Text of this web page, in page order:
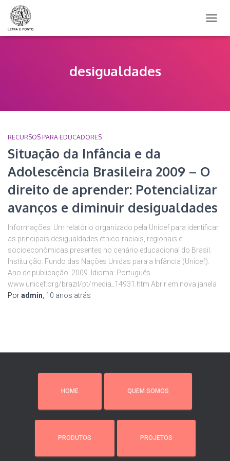
desigualdades
RECURSOS PARA EDUCADORES
Situação da Infância e da
Adolescência Brasileira 2009 – O
direito de aprender: Potencializar
avanços e diminuir desigualdades
Informações: Um relatório organizado pela Unicef para identificar
as principais desigualdades étnico-raciais, regionais e
socioeconômicas presentes no cenário educacional do Brasil.
Instituição: Fundo das Nações Unidas para a Infância (Unicef).
Ano de publicação: 2009. Idioma: Português.
www.unicef.org/brazil/pt/media_14931.htm Abrir em nova janela
Poradmin 10 anos atrás
HOME QUEM SOMOS
PRODUTOS PROJETOS